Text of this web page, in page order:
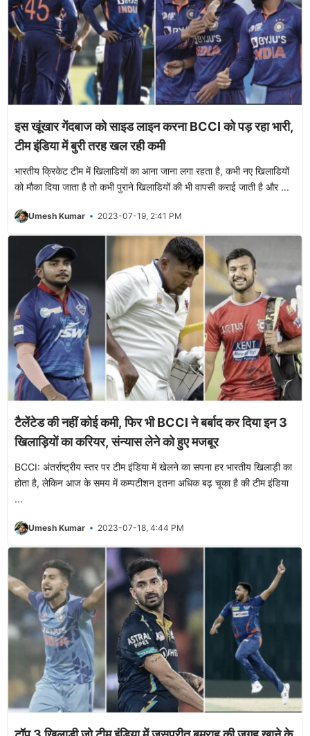
इस खूंखार गेंदबाज को साइड लाइन करना BCCI को पड़ रहा भारी,
टीम इंडिया में बुरी तरह खल रही कमी
भारतीय क्रिकेट टीम में खिलाडियों का आना जाना लगा रहता है, कभी नए खिलाडियों
को मौका दिया जाता है तो कभी पुराने खिलाडियों की भी वापसी कराई जाती है और ...
Umesh Kumar 2023-07-19, 2:41 PM
टैलेंटेड की नहीं कोई कमी, फिर भी BCCI ने बर्बाद कर दिया इन 3
खिलाड़ियों का करियर, संन्यास लेने को हुए मजबूर
BCCI: अंतर्राष्ट्रीय स्तर पर टीम इंडिया में खेलने का सपना हर भारतीय खिलाड़ी का
होता है, लेकिन आज के समय में कम्पटीशन इतना अधिक बढ़ चूका है की टीम इंडिया
...
Umesh Kumar 2023-07-18, 4:44 PM